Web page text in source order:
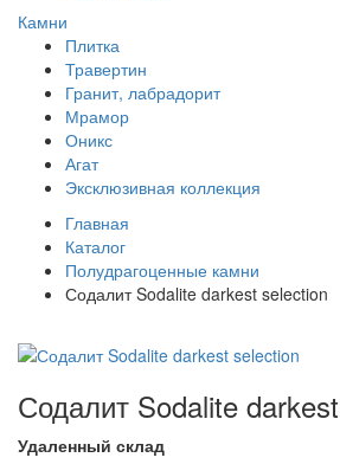
Камни
Плитка
Травертин
Гранит, лабрадорит
Мрамор
Оникс
Агат
Эксклюзивная коллекция
Главная
Каталог
Полудрагоценные камни
Содалит Sodalite darkest selection
Содалит Sodalite
Удаленный склад